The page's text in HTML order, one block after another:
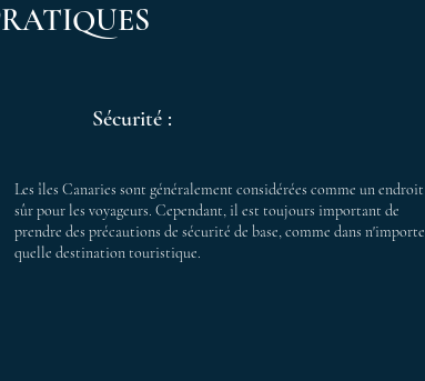
Sécurité :
Les îles Canaries sont généralement considérées comme un endroit
sûr pour les voyageurs. Cependant, il est toujours important de
prendre des précautions de sécurité de base, comme dans n'importe
quelle destination touristique.